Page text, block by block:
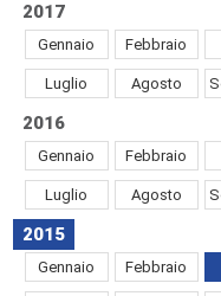
2017
Gennaio Febbraio
Luglio Agosto
2016
Gennaio Febbraio
Luglio Agosto
2015
Gennaio Febbraio